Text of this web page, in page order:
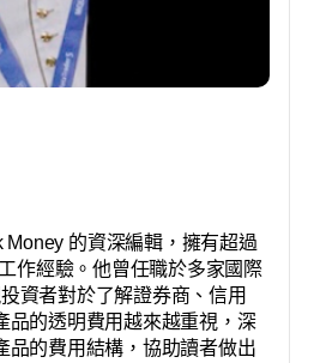
Money 的資深編輯，擁有超過
作經驗。他曾任職於多家國際
資者對於了解證券商、信用
品的透明費用越來越重視，深
品的費用結構，協助讀者做出